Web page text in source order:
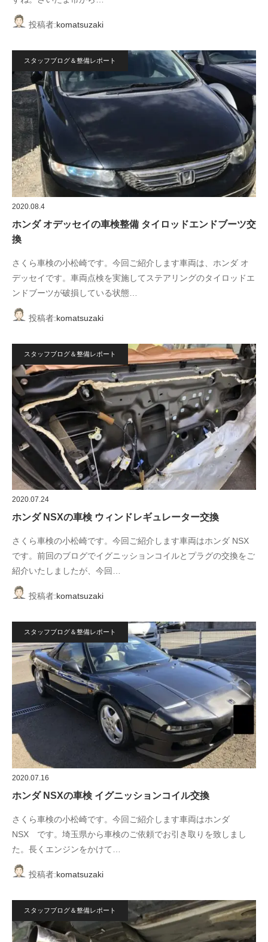
投稿者:komatsuzaki
スタッフブログ＆整備レポート
2020.08.4
ホンダ オデッセイの車検整備 タイロッドエンドブーツ交
換
さくら車検の小松崎です。今回ご紹介します車両は、ホンダ オ
デッセイです。車両点検を実施してステアリングのタイロッドエ
ンドブーツが破損している状態…
投稿者:komatsuzaki
スタッフブログ＆整備レポート
2020.07.24
ホンダ NSXの車検 ウィンドレギュレーター交換
さくら車検の小松崎です。今回ご紹介します車両はホンダ NSX
です。前回のブログでイグニッションコイルとプラグの交換をご
紹介いたしましたが、今回…
投稿者:komatsuzaki
スタッフブログ＆整備レポート
2020.07.16
ホンダ NSXの車検 イグニッションコイル交換
さくら車検の小松崎です。今回ご紹介します車両はホンダ
NSX です。埼玉県から車検のご依頼でお引き取りを致しまし
た。長くエンジンをかけて…
投稿者:komatsuzaki
スタッフブログ＆整備レポート